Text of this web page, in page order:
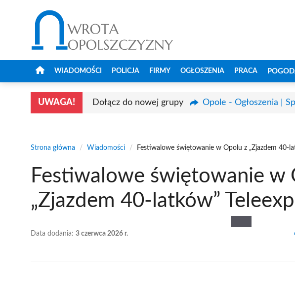
WIADOMOŚCI POLICJA FIRMY OGŁOSZENIA PRACA
UWAGA! Dołącz do nowej grupy Opole - Ogłoszenia |
Strona główna / Wiadomości / Festiwalowe świętowanie w Opolu z „Zjazdem 40-
Festiwalowe świętowanie w
„Zjazdem 40-latków”
Data dodania: 3 czerwca 2026 r.